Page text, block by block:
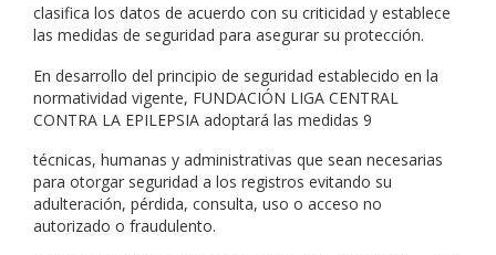
clasifica los datos de acuerdo con su criticidad y establece
las medidas de seguridad para asegurar su protección.
En desarrollo del principio de seguridad establecido en la
normatividad vigente, FUNDACIÓN LIGA CENTRAL
CONTRA LA EPILEPSIA adoptará las medidas 9
técnicas, humanas y administrativas que sean necesarias
para otorgar seguridad a los registros evitando su
adulteración, pérdida, consulta, uso o acceso no
autorizado o fraudulento.